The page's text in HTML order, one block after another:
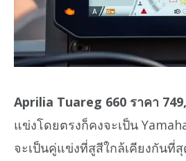
Aprilia Tuareg 660 ราคา
แข่งโดยตรงก็คงจะเป็น
จะเป็นคู่แข่งที่สูสีใกล้เคียงกันที่